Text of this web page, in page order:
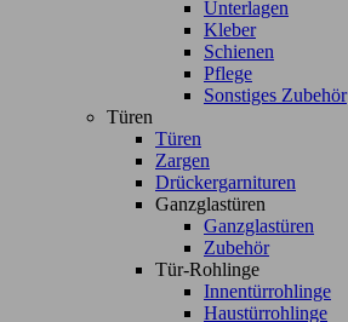
Unterlagen
Kleber
Schienen
Pflege
Sonstiges Zubehör
Türen
Türen
Zargen
Drückergarnituren
Ganzglastüren
Ganzglastüren
Zubehör
Tür-Rohlinge
Innentürrohlinge
Haustürrohlinge